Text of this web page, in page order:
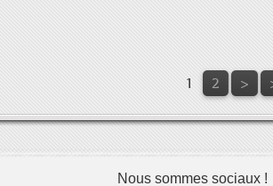
1 2 >
Nous sommes sociaux !